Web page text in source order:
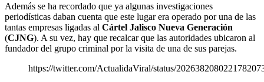
Además se ha recordado que ya algunas investigaciones
periodísticas daban cuenta que este lugar era operado por una de las
tantas empresas ligadas al Cártel Jalisco Nueva Generación
(CJNG). A su vez, hay que recalcar que las autoridades ubicaron al
fundador del grupo criminal por la visita de una de sus parejas.
https://twitter.com/ActualidaViral/status/